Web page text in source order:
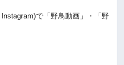
で「野鳥動画」・「野